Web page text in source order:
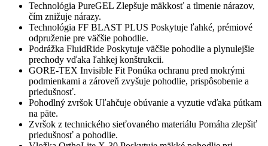
Technológia PureGEL Zlepšuje mäkkosť a tlmenie nárazov,
čím znižuje nárazy.
Technológia FF BLAST PLUS Poskytuje ľahké, prémiové
odpruženie pre väčšie pohodlie.
Podrážka FluidRide Poskytuje väčšie pohodlie a plynulejšie
prechody vďaka ľahkej konštrukcii.
GORE-TEX Invisible Fit Ponúka ochranu pred mokrými
podmienkami a zároveň zvyšuje pohodlie, prispôsobenie a
priedušnosť.
Pohodlný zvršok Uľahčuje obúvanie a vyzutie vďaka pútkam
na päte.
Zvršok z technického sieťovaného materiálu Pomáha zlepšiť
priedušnosť a pohodlie.